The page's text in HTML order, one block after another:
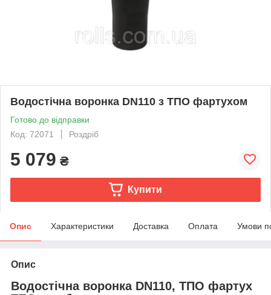
Водостічна воронка DN110 з ТПО фартухом
Готово до відправки
Код: 72071
Роздріб
5 079 ₴
Купити
Опис Характеристики Доставка Оплата Умови
Опис
Водостічна воронка DN110, ТПО фартух